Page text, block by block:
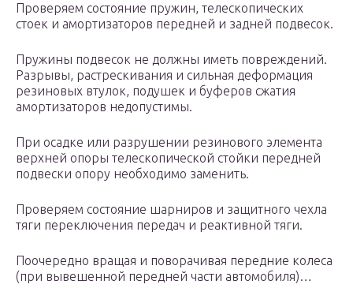
Проверяем состояние пружин, телескопических
стоек и амортизаторов передней и задней подвесок.
Пружины подвесок не должны иметь повреждений.
Разрывы, растрескивания и сильная деформация
резиновых втулок, подушек и буферов сжатия
амортизаторов недопустимы.
При осадке или разрушении резинового элемента
верхней опоры телескопической стойки передней
подвески опору необходимо заменить.
Проверяем состояние шарниров и защитного чехла
тяги переключения передач и реактивной тяги.
Поочередно вращая и поворачивая передние колеса
(при вывешенной передней части автомобиля)…